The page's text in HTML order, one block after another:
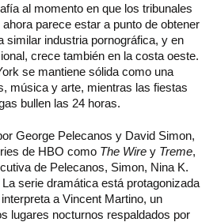
al momento en que los tribunales
parece estar a punto de obtener
similar industria pornográfica, y en
crece también en la costa oeste.
se mantiene sólida como una
música y arte, mientras las fiestas
bullen las 24 horas.
George Pelecanos y David Simon,
de HBO como The Wire y Treme,
de Pelecanos, Simon, Nina K.
serie dramática está protagonizada
a Vincent Martino, un
lugares nocturnos respaldados por